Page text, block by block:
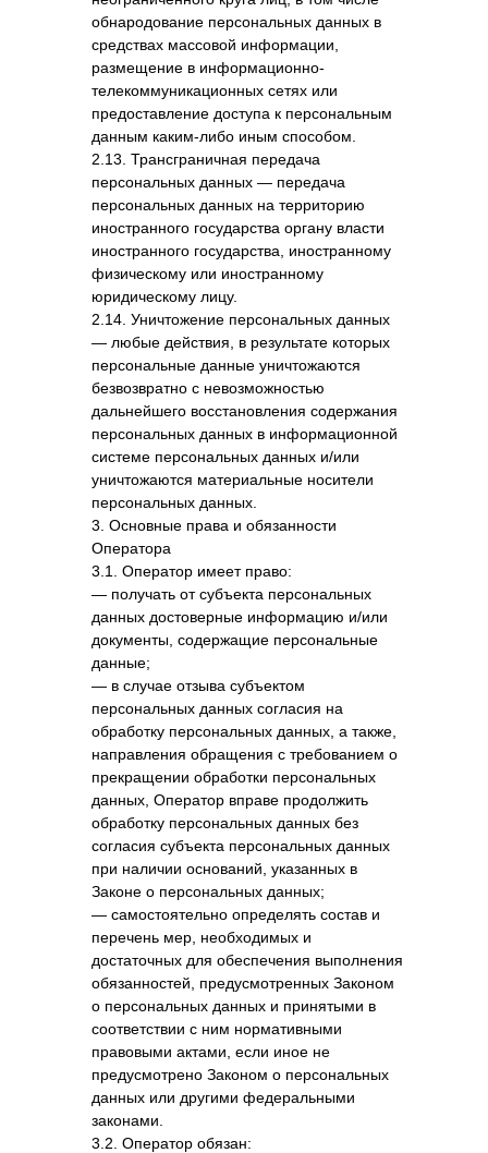
обнародование персональных данных в
средствах массовой информации,
размещение в информационно-
телекоммуникационных сетях или
предоставление доступа к персональным
данным каким-либо иным способом.
2.13. Трансграничная передача
персональных данных — передача
персональных данных на территорию
иностранного государства органу власти
иностранного государства, иностранному
физическому или иностранному
юридическому лицу.
2.14. Уничтожение персональных данных
— любые действия, в результате которых
персональные данные уничтожаются
безвозвратно с невозможностью
дальнейшего восстановления содержания
персональных данных в информационной
системе персональных данных и/или
уничтожаются материальные носители
персональных данных.
3. Основные права и обязанности
Оператора
3.1. Оператор имеет право:
— получать от субъекта персональных
данных достоверные информацию и/или
документы, содержащие персональные
данные;
— в случае отзыва субъектом
персональных данных согласия на
обработку персональных данных, а также,
направления обращения с требованием о
прекращении обработки персональных
данных, Оператор вправе продолжить
обработку персональных данных без
согласия субъекта персональных данных
при наличии оснований, указанных в
Законе о персональных данных;
— самостоятельно определять состав и
перечень мер, необходимых и
достаточных для обеспечения выполнения
обязанностей, предусмотренных Законом
о персональных данных и принятыми в
соответствии с ним нормативными
правовыми актами, если иное не
предусмотрено Законом о персональных
данных или другими федеральными
законами.
3.2. Оператор обязан: